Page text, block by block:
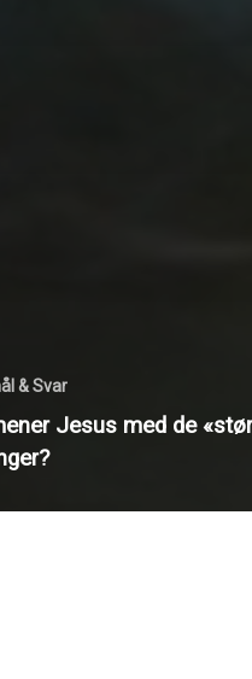
& Svar
Jesus med de